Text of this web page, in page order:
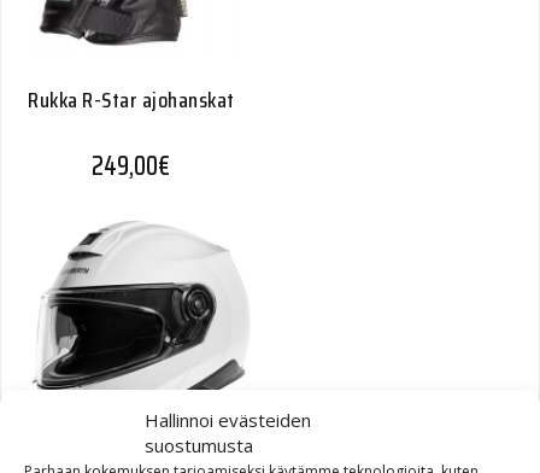
Hallinnoi evästeiden
suostumusta
Rukka R-Star ajohanskat
249,00€